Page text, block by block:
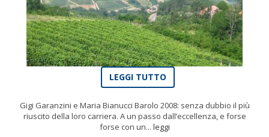
LEGGI TUTTO
Gigi Garanzini e Maria Bianucci Barolo 2008: senza dubbio il più
riuscito della loro carriera. A un passo dall’eccellenza, e forse
forse con un... leggi